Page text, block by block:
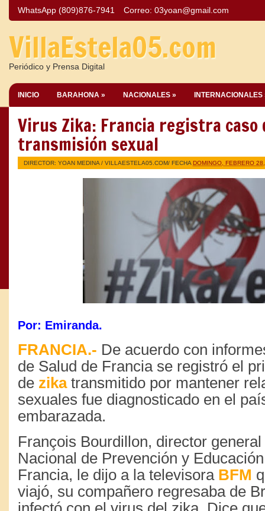
WhatsApp (809)876-7941 Correo: 03yoan@gmail.com
VillaEstela05.com
Periódico y Prensa Digital
INICIO BARAHONA » NACIONALES » INTERNACIONALES
Virus Zika: Francia registra caso
transmisión sexual
DIRECTOR: YOAN MEDINA / VILLAESTELA05.COM/ FECHA DOMINGO, FEBRERO
Por: Emiranda.
FRANCIA.- De acuerdo con
de Salud de Francia se registró el
de zika transmitido por mantener
sexuales fue diagnosticado en el
embarazada.
François Bourdillon, director
Nacional de Prevención y
Francia, le dijo a la televisora BFM
viajó, su compañero regresaba de